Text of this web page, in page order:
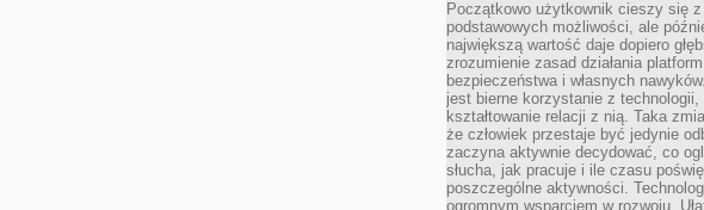
Początkowo użytkownik cieszy się z
podstawowych możliwości, ale
największą wartość daje dopiero
zrozumienie zasad działania
bezpieczeństwa i własnych
jest bierne korzystanie z technologii,
kształtowanie relacji z nią. Taka
że człowiek przestaje być jedynie
zaczyna aktywnie decydować, co
słucha, jak pracuje i ile czasu
poszczególne aktywności.
ogromnym wsparciem w rozwoju.